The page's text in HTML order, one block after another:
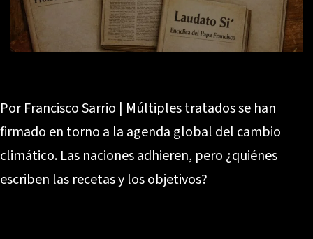
Por Francisco Sarrio | Múltiples tratados se han
firmado en torno a la agenda global del cambio
climático. Las naciones adhieren, pero ¿quiénes
escriben las recetas y los objetivos?